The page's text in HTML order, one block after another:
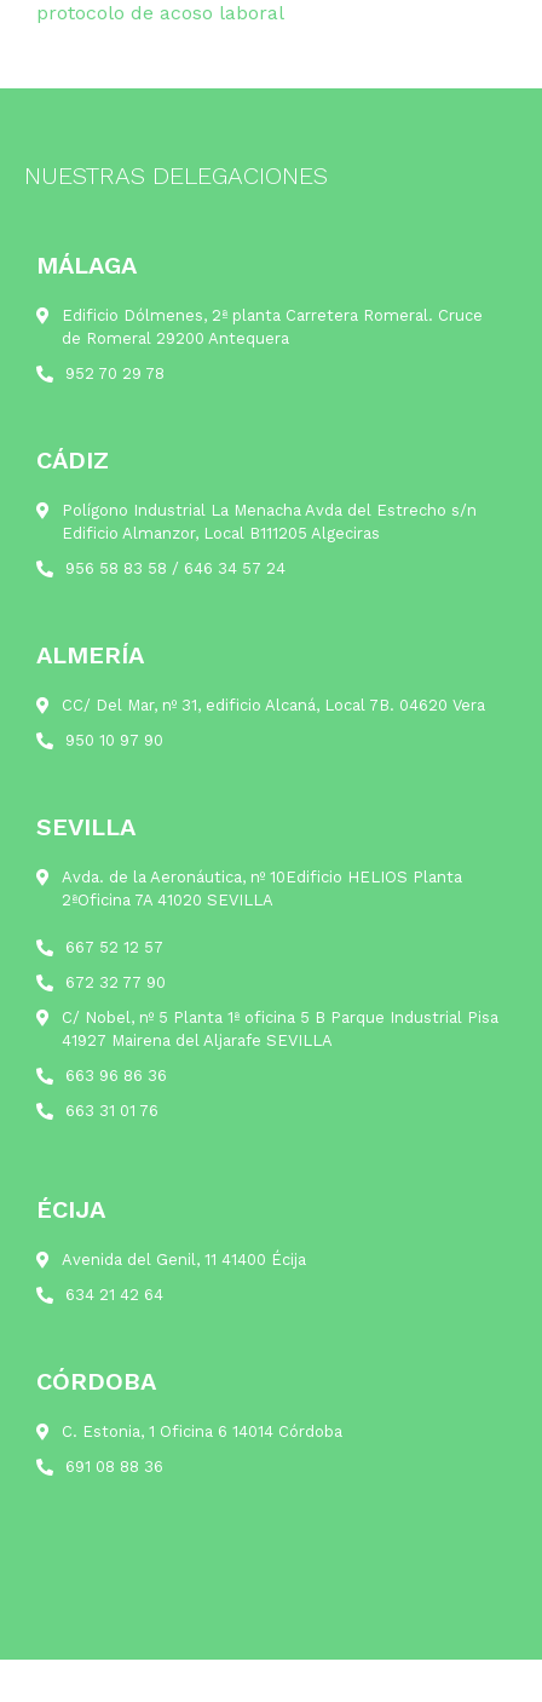
protocolo de acoso laboral
NUESTRAS DELEGACIONES
MÁLAGA
Edificio Dólmenes, 2ª planta Carretera Romeral. Cruce
de Romeral 29200 Antequera
952 70 29 78
CÁDIZ
Polígono Industrial La Menacha Avda del Estrecho s/n
Edificio Almanzor, Local B111205 Algeciras
956 58 83 58 / 646 34 57 24
ALMERÍA
CC/ Del Mar, nº 31, edificio Alcaná, Local 7B. 04620 Vera
950 10 97 90
SEVILLA
Avda. de la Aeronáutica, nº 10Edificio HELIOS Planta
2ªOficina 7A 41020 SEVILLA
667 52 12 57
672 32 77 90
C/ Nobel, nº 5 Planta 1ª oficina 5 B Parque Industrial Pisa
41927 Mairena del Aljarafe SEVILLA
663 96 86 36
663 31 01 76
ÉCIJA
Avenida del Genil, 11 41400 Écija
634 21 42 64
CÓRDOBA
C. Estonia, 1 Oficina 6 14014 Córdoba
691 08 88 36